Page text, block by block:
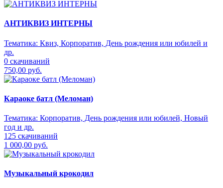
АНТИКВИЗ ИНТЕРНЫ
Тематика: Квиз, Корпоратив, День рождения или юбилей и
др.
0 скачиваний
750,00 руб.
Караоке батл (Меломан)
Тематика: Корпоратив, День рождения или юбилей, Новый
год и др.
125 скачиваний
1 000,00 руб.
Музыкальный крокодил